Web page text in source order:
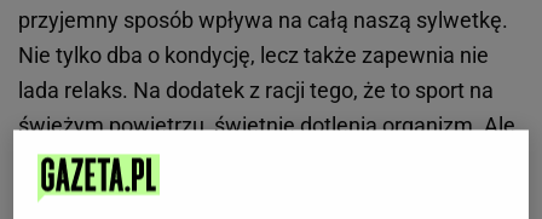
przyjemny sposób wpływa na całą naszą sylwetkę.
Nie tylko dba o kondycję, lecz także zapewnia nie
lada relaks. Na dodatek z racji tego, że to sport na
świeżym powietrzu, świetnie dotlenia organizm. Ale
po kolei, dlaczego warto jeździć na rolkach, mimo że
już dawno temu odebraliśmy dowód osobisty?